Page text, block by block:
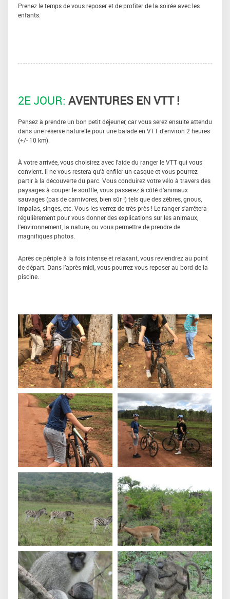
Prenez le temps de vous reposer et de profiter de la soirée avec les
enfants.
2E JOUR: AVENTURES EN VTT !
Pensez à prendre un bon petit déjeuner, car vous serez ensuite attendu
dans une réserve naturelle pour une balade en VTT d’environ 2 heures
(+/- 10 km).
À votre arrivée, vous choisirez avec l’aide du ranger le VTT qui vous
convient. Il ne vous restera qu’à enfiler un casque et vous pourrez
partir à la découverte du parc. Vous conduirez votre vélo à travers des
paysages à couper le souffle, vous passerez à côté d’animaux
sauvages (pas de carnivores, bien sûr !) tels que des zèbres, gnous,
impalas, singes, etc. Vous les verrez de très près ! Le ranger s’arrêtera
régulièrement pour vous donner des explications sur les animaux,
l’environnement, la nature, ou vous permettre de prendre de
magnifiques photos.
Après ce périple à la fois intense et relaxant, vous reviendrez au point
de départ. Dans l’après-midi, vous pourrez vous reposer au bord de la
piscine.